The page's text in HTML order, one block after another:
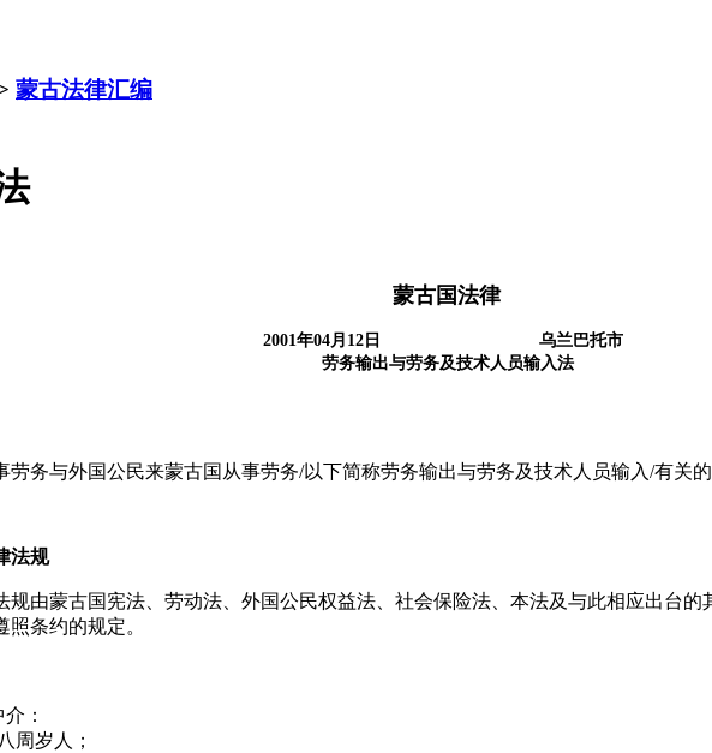
蒙古法律汇编
蒙古国法律
2001年04月12日 乌兰巴托市
劳务输出与劳务及技术人员输入法
务与外国公民来蒙古国从事劳务/以下简称劳务输出与劳务及技术人员输入/有关的
法规
由蒙古国宪法、劳动法、外国公民权益法、社会保险法、本法及与此相应出台的
条约的规定。
：
周岁人；